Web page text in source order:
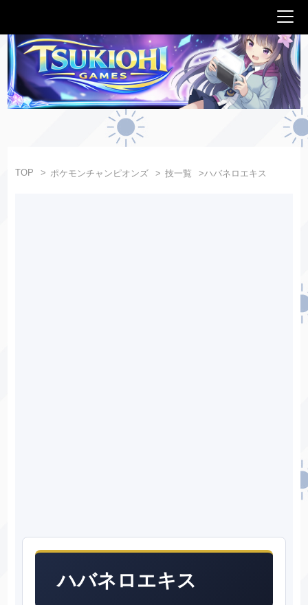
TOP ポケモンチャンピオンズ 技一覧 ハバネロエキス
ハバネロエキス